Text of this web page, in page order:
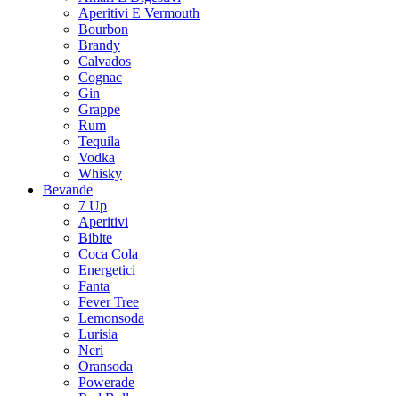
Aperitivi E Vermouth
Bourbon
Brandy
Calvados
Cognac
Gin
Grappe
Rum
Tequila
Vodka
Whisky
Bevande
7 Up
Aperitivi
Bibite
Coca Cola
Energetici
Fanta
Fever Tree
Lemonsoda
Lurisia
Neri
Oransoda
Powerade